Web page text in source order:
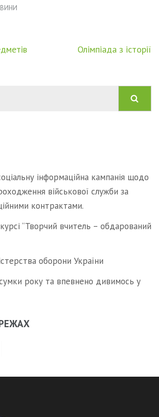
Олімпіада з історії
інформаційна кампанія щодо
військової служби за
контрактами.
“Творчий вчитель – обдарований
оборони України
року та впевнено дивимось у